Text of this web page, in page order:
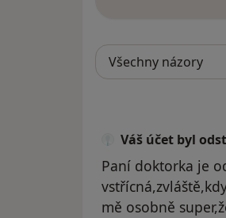
Váš účet byl
Paní doktorka je
mě osobně